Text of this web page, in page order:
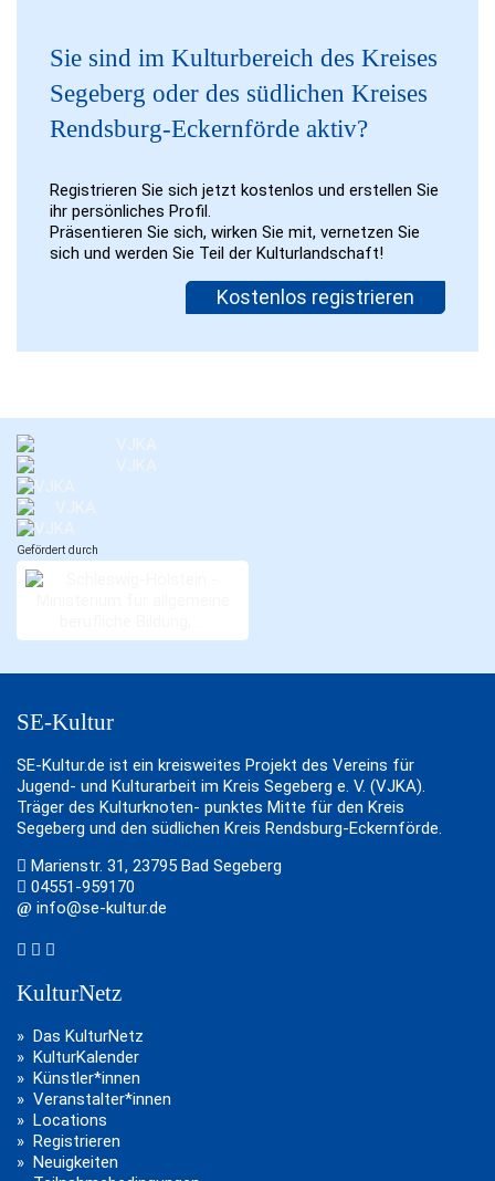
Sie sind im Kulturbereich des Kreises
Segeberg oder des südlichen Kreises
Rendsburg-Eckernförde aktiv?
Registrieren Sie sich jetzt kostenlos und erstellen Sie
ihr persönliches Profil.
Präsentieren Sie sich, wirken Sie mit, vernetzen Sie
sich und werden Sie Teil der Kulturlandschaft!
Kostenlos registrieren
Gefördert durch
SE-Kultur
SE-Kultur.de ist ein kreisweites Projekt des Vereins für
Jugend- und Kulturarbeit im Kreis Segeberg e. V. (VJKA).
Träger des Kulturknoten- punktes Mitte für den Kreis
Segeberg und den südlichen Kreis Rendsburg-Eckernförde.
Marienstr. 31, 23795 Bad Segeberg
04551-959170
info@se-kultur.de
KulturNetz
Das KulturNetz
KulturKalender
Künstler*innen
Veranstalter*innen
Locations
Registrieren
Neuigkeiten